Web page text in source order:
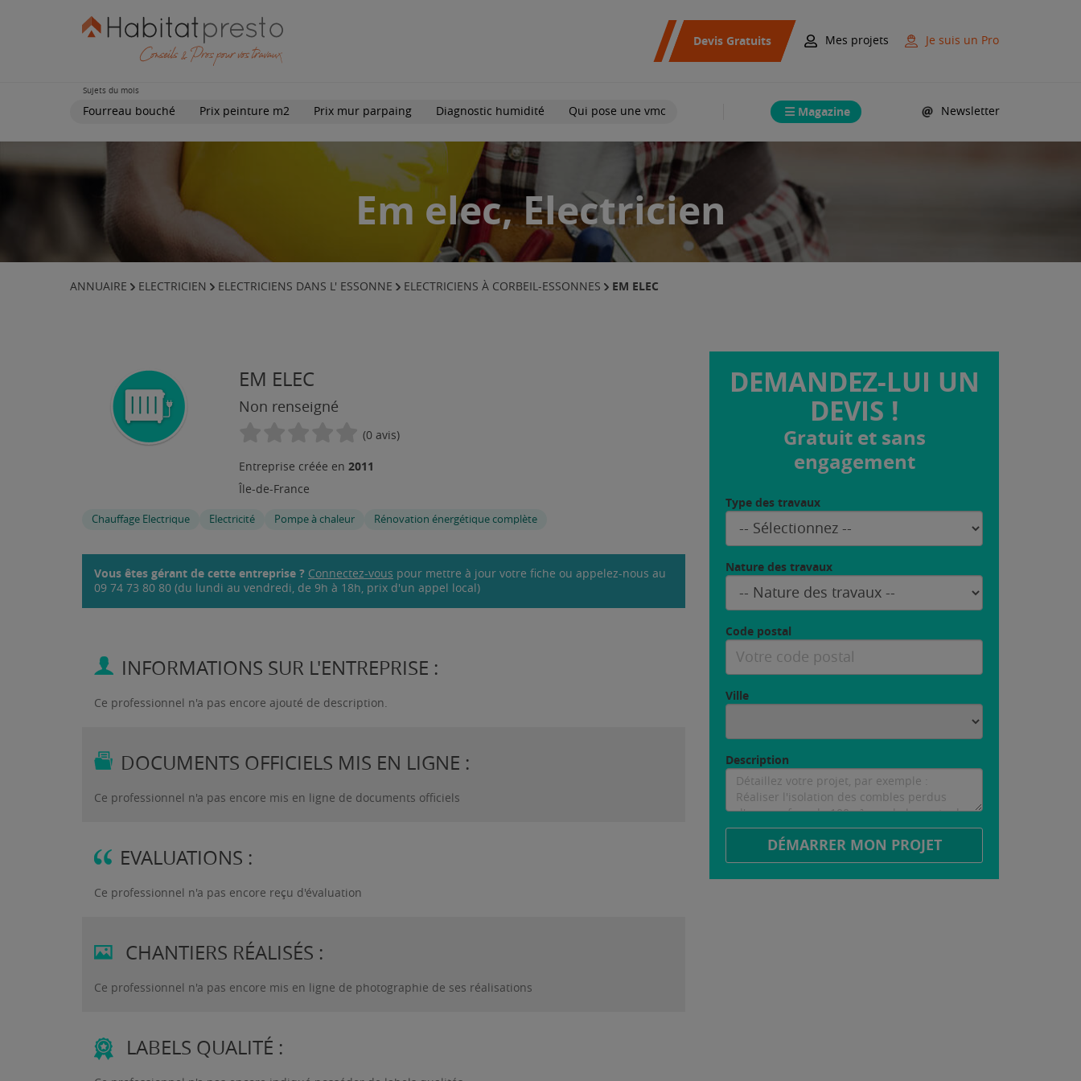
Devis Gratuits Mes projets Je suis un Pro
Sujets du mois
Fourreau bouché Prix peinture m2 Prix mur parpaing Diagnostic humidité Qui pose une vmc Magazine Newsletter
Em elec, Electricien
ANNUAIRE ELECTRICIEN ELECTRICIENS DANS L' ESSONNE ELECTRICIENS À CORBEIL-ESSONNES EM ELEC
EM ELEC
Non renseigné
(0 avis)
Entreprise créée en 2011
Île-de-France
Chauffage Electrique Electricité Pompe à chaleur Rénovation énergétique complète
Vous êtes gérant de cette entreprise ? Connectez-vous pour mettre à jour votre fiche ou appelez-nous au
09 74 73 80 80 (du lundi au vendredi, de 9h à 18h, prix d'un appel local)
INFORMATIONS SUR L'ENTREPRISE :
Ce professionnel n'a pas encore ajouté de description.
DOCUMENTS OFFICIELS MIS EN LIGNE :
Ce professionnel n'a pas encore mis en ligne de documents officiels
EVALUATIONS :
Ce professionnel n'a pas encore reçu d'évaluation
CHANTIERS RÉALISÉS :
Ce professionnel n'a pas encore mis en ligne de photographie de ses réalisations
LABELS QUALITÉ :
DEMANDEZ-LUI UN
DEVIS !
Gratuit et sans
engagement
Type des travaux
Nature des travaux
Code postal
Ville
Description
DÉMARRER MON PROJET